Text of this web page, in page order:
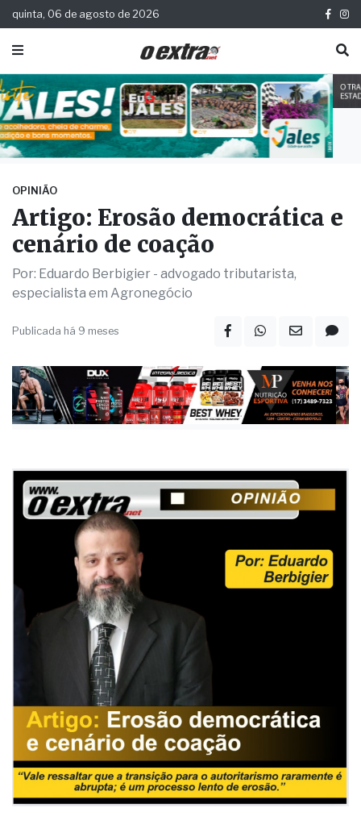
quinta, 06 de agosto de 2026
OPINIÃO
Artigo: Erosão democrática e
cenário de coação
Por: Eduardo Berbigier - advogado tributarista,
especialista em Agronegócio
Publicada há 9 meses
As contínuas manifestações de descontentamento,
vistas em frente aos quartéis em 2022 e, mais